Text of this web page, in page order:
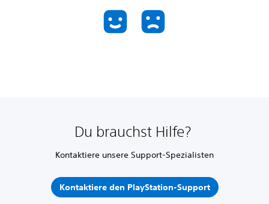
Du brauchst Hilfe?
Kontaktiere unsere Support-Spezialisten
Kontaktiere den PlayStation-Support